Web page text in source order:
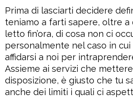
Prima di lasciarti decidere
teniamo a farti sapere, oltre a
letto fin’ora, di cosa non ci
personalmente nel caso in cui
affidarsi a noi per
Assieme ai servizi che
disposizione, è giusto che tu
anche dei limiti i quali ci